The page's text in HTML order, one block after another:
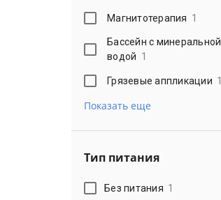
Магнитотерапия 1
Бассейн с минеральной
водой 1
Грязевые аппликации 1
Показать еще
Тип питания
Без питания 1